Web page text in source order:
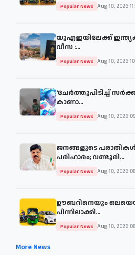
Popular News Aug 10, 2026
യുഎഇയിലേക്ക്
വീസ ​:...
Popular News Aug 10, 2026
'ചേര്‍ത്തുപിടിച്ച്
കാണാ...
Popular News Aug 10, 2026
ജനങ്ങളുടെ
പരിഹാരം; വണ്ടൂരി...
Popular News Aug 10, 2026
ഊബറിനെയും
പിന്നിലാക്കി...
Popular News Aug 10, 2026
More News